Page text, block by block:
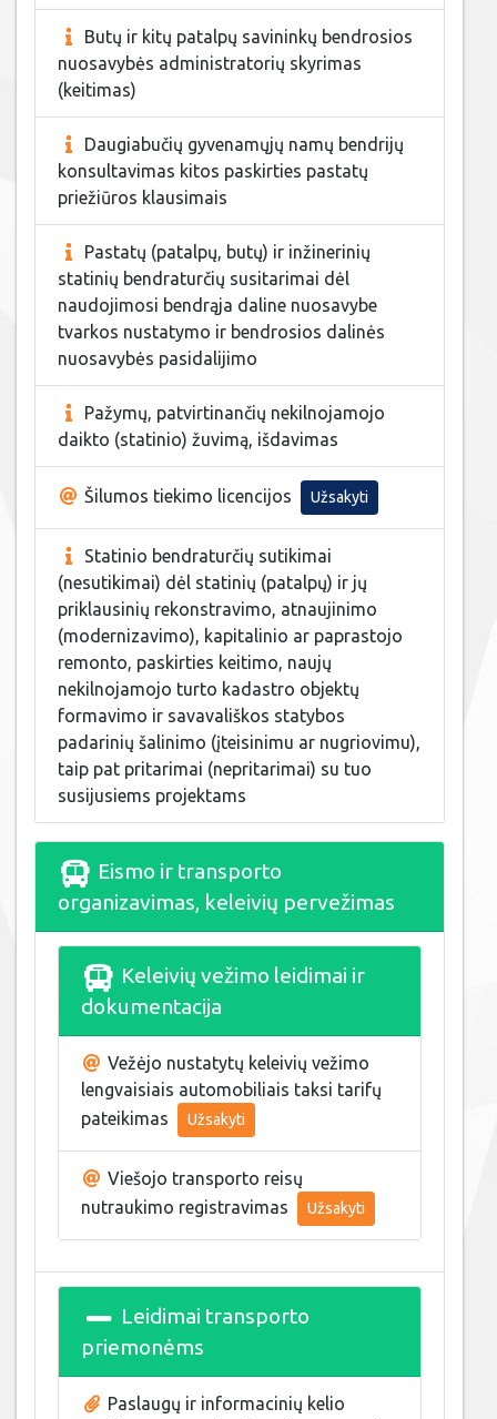
Butų ir kitų patalpų savininkų bendrosios
nuosavybės administratorių skyrimas
(keitimas)
Daugiabučių gyvenamųjų namų bendrijų
konsultavimas kitos paskirties pastatų
priežiūros klausimais
Pastatų (patalpų, butų) ir inžinerinių
statinių bendraturčių susitarimai dėl
naudojimosi bendrąja daline nuosavybe
tvarkos nustatymo ir bendrosios dalinės
nuosavybės pasidalijimo
Pažymų, patvirtinančių nekilnojamojo
daikto (statinio) žuvimą, išdavimas
Šilumos tiekimo licencijos Užsakyti
Statinio bendraturčių sutikimai
(nesutikimai) dėl statinių (patalpų) ir jų
priklausinių rekonstravimo, atnaujinimo
(modernizavimo), kapitalinio ar paprastojo
remonto, paskirties keitimo, naujų
nekilnojamojo turto kadastro objektų
formavimo ir savavališkos statybos
padarinių šalinimo (įteisinimu ar nugriovimu),
taip pat pritarimai (nepritarimai) su tuo
susijusiems projektams
Eismo ir transporto
organizavimas, keleivių pervežimas
Keleivių vežimo leidimai ir
dokumentacija
Vežėjo nustatytų keleivių vežimo
lengvaisiais automobiliais taksi tarifų
pateikimas
Užsakyti
Viešojo transporto reisų
nutraukimo registravimas
Užsakyti
Leidimai transporto
priemonėms
Paslaugų ir informacinių kelio